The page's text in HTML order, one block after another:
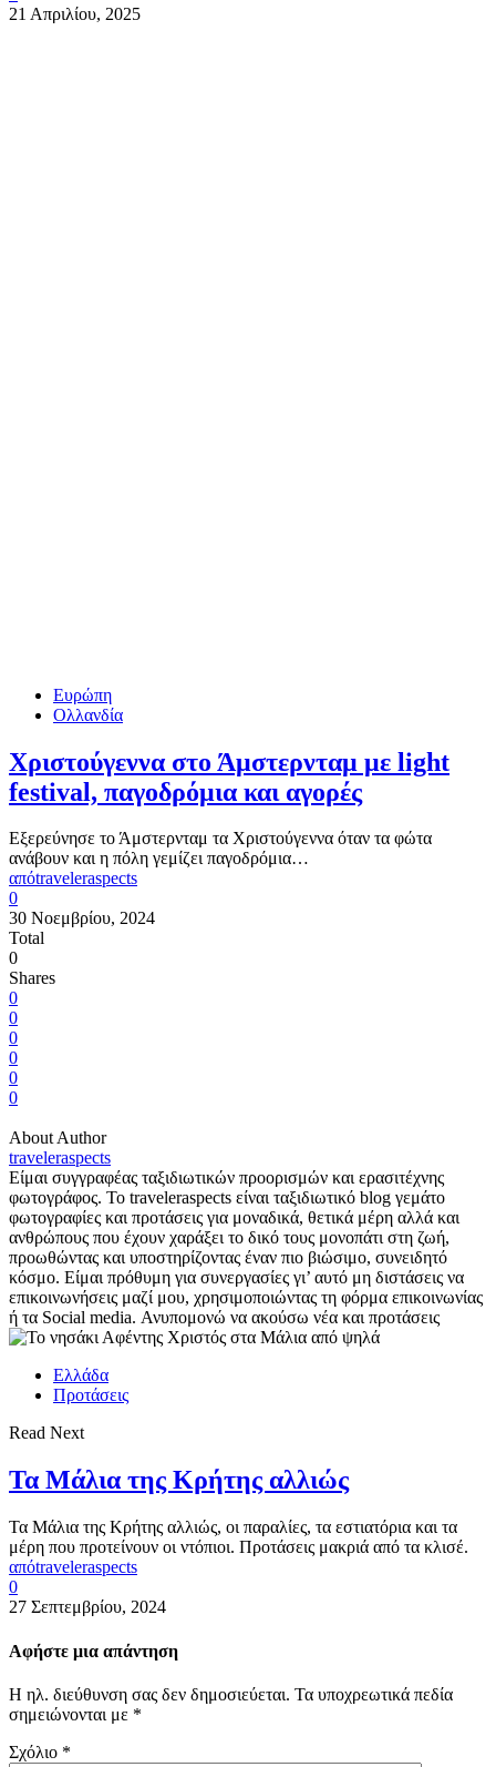
21 Απριλίου, 2025
Ευρώπη
Ολλανδία
Χριστούγεννα στο Άμστερνταμ με light
festival, παγοδρόμια και αγορές
Εξερεύνησε το Άμστερνταμ τα Χριστούγεννα όταν τα φώτα
ανάβουν και η πόλη γεμίζει παγοδρόμια…
απόtraveleraspects
0
30 Νοεμβρίου, 2024
Total
0
Shares
0
0
0
0
0
0
About Author
traveleraspects
Είμαι συγγραφέας ταξιδιωτικών προορισμών και ερασιτέχνης
φωτογράφος. Το traveleraspects είναι ταξιδιωτικό blog γεμάτο
φωτογραφίες και προτάσεις για μοναδικά, θετικά μέρη αλλά και
ανθρώπους που έχουν χαράξει το δικό τους μονοπάτι στη ζωή,
προωθώντας και υποστηρίζοντας έναν πιο βιώσιμο, συνειδητό
κόσμο. Είμαι πρόθυμη για συνεργασίες γι’ αυτό μη διστάσεις να
επικοινωνήσεις μαζί μου, χρησιμοποιώντας τη φόρμα επικοινωνίας
ή τα Social media. Ανυπομονώ να ακούσω νέα και προτάσεις
Ελλάδα
Προτάσεις
Read Next
Τα Μάλια της Κρήτης αλλιώς
Τα Μάλια της Κρήτης αλλιώς, οι παραλίες, τα εστιατόρια και τα
μέρη που προτείνουν οι ντόπιοι. Προτάσεις μακριά από τα κλισέ.
απόtraveleraspects
0
27 Σεπτεμβρίου, 2024
Αφήστε μια απάντηση
Η ηλ. διεύθυνση σας δεν δημοσιεύεται. Τα υποχρεωτικά πεδία
σημειώνονται με *
Σχόλιο *